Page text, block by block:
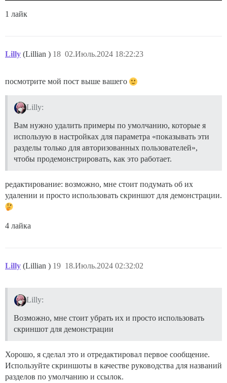
1 лайк
Lilly (Lillian ) 02.Июль.2024 18:22:23
18
посмотрите мой пост выше вашего
Lilly:
Вам нужно удалить примеры по умолчанию, которые я
использую в настройках для параметра «показывать эти
разделы только для авторизованных пользователей»,
чтобы продемонстрировать, как это работает.
редактирование: возможно, мне стоит подумать об их
удалении и просто использовать скриншот для демонстрации.
4 лайка
Lilly (Lillian ) 18.Июль.2024 02:32:02
19
Lilly:
Возможно, мне стоит убрать их и просто использовать
скриншот для демонстрации
Хорошо, я сделал это и отредактировал первое сообщение.
Используйте скриншоты в качестве руководства для названий
разделов по умолчанию и ссылок.